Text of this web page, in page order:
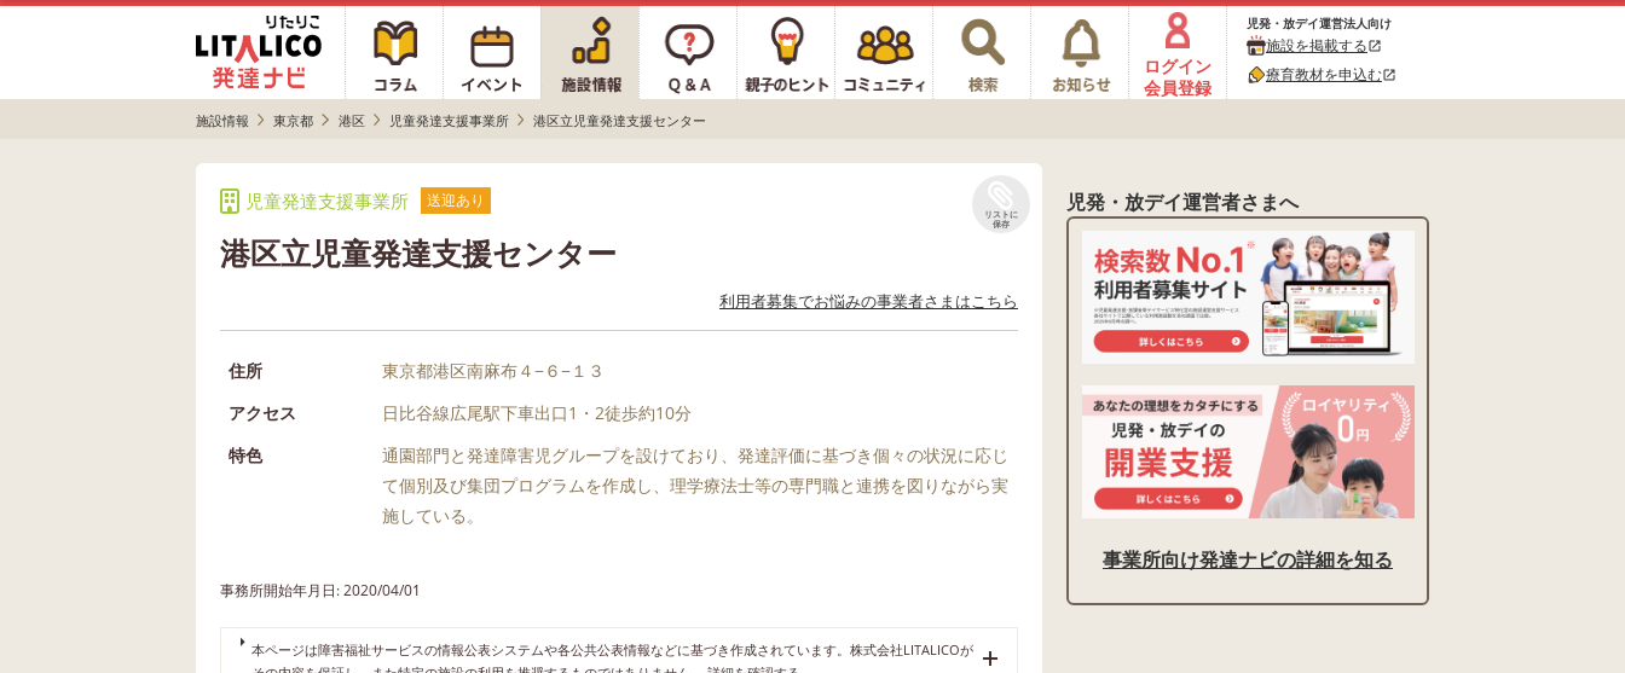
ログイン
会員登録
児発・放デイ運営法人向け
施設を掲載するopen_in_new
療育教材を申込むopen_in_new
施設情報 東京都 港区 児童発達支援事業所 港区立児童発達支援センター
児童発達支援事業所 送迎あり
港区立児童発達支援センター
リストに
保存
利用者募集でお悩みの事業者さまはこちら
住所
東京都港区南麻布４−６−１３
アクセス
日比谷線広尾駅下車出口1・2徒歩約10分
特色
通園部門と発達障害児グループを設けており、発達評価に基づき個々の状況に応じ
て個別及び集団プログラムを作成し、理学療法士等の専門職と連携を図りながら実
施している。
事務所開始年月日: 2020/04/01
本ページは障害福祉サービスの情報公表システムや各公共公表情報などに基づき作成されています。株式会社LITALICOが
児発・放デイ運営者さまへ
事業所向け発達ナビの詳細を知る